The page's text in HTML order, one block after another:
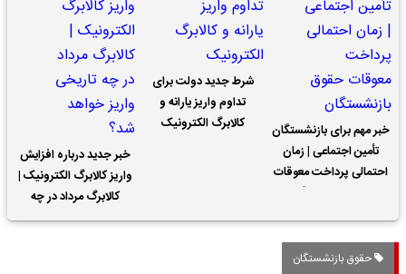
خبر مهم برای بازنشستگان
تأمین اجتماعی | زمان
احتمالی پرداخت معوقات
شرط جدید دولت برای
تداوم واریز یارانه و
کالابرگ الکترونیک
خبر جدید درباره افزایش
واریز کالابرگ الکترونیک |
کالابرگ مرداد در چه
تاریخی واریز خواهد شد؟
حقوق بازنشستگان